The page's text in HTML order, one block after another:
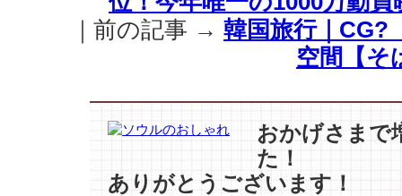
【キ
ャ
メ
役！
｜前の記事 → 韓国旅行｜CG?
空間【そ
おかげさまで
た！
ありがとうございます！